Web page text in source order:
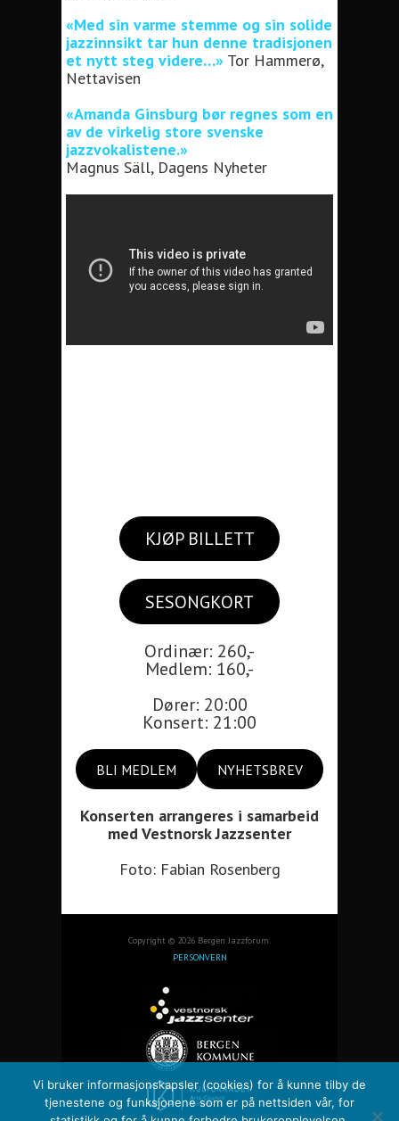
«Med sin varme stemme og sin solide
jazzinnsikt tar hun denne tradisjonen
et nytt steg videre…» Tor Hammerø,
Nettavisen
«Amanda Ginsburg bør regnes som en
av de virkelig store svenske
jazzvokalistene.»
Magnus Säll, Dagens Nyheter
KJØP BILLETT
SESONGKORT
Ordinær: 260,-
Medlem: 160,-
Dører: 20:00
Konsert: 21:00
BLI MEDLEM NYHETSBREV
Konserten arrangeres i samarbeid
med Vestnorsk Jazzsenter
Foto: Fabian Rosenberg
Copyright © 2026 Bergen Jazzforum.
PERSONVERN
Vi bruker informasjonskapsler (cookies) for å kunne tilby de
tjenestene og funksjonene som er på nettsiden vår, for